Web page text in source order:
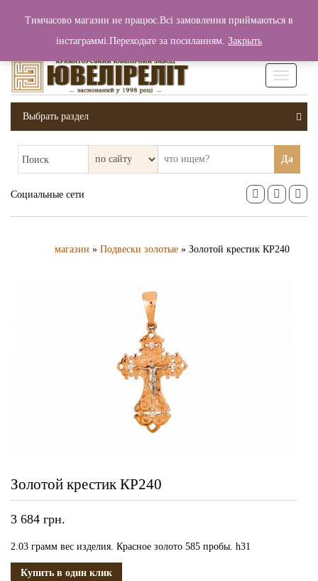
Вход / Регистрация 0 грн.
Выбрать раздел
Поиск Да
Социальные сети
магазин » Подвески золотые » Золотой крестик КР240
Золотой крестик КР240
3 684 грн.
2.03 грамм вес изделия. Красное золото 585 пробы. h31
Купить в один клик
Тимчасово магазин не працює.Всі замовлення приймаються в
інстаграммі.Переходьте за посиланням. Закрыть